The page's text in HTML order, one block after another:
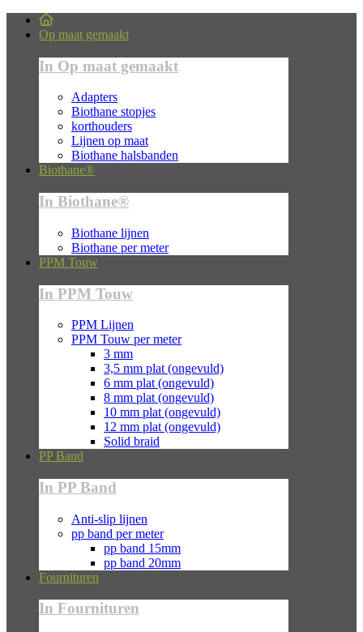
Op maat gemaakt
In Op maat gemaakt
Adapters
Biothane stopjes
korthouders
Lijnen op maat
Biothane halsbanden
Biothane®
In Biothane®
Biothane lijnen
Biothane per meter
PPM Touw
In PPM Touw
PPM Lijnen
PPM Touw per meter
3 mm
3,5 mm plat (ongevuld)
6 mm plat (ongevuld)
8 mm plat (ongevuld)
10 mm plat (ongevuld)
12 mm plat (ongevuld)
Solid braid
PP Band
In PP Band
Anti-slip lijnen
pp band per meter
pp band 15mm
pp band 20mm
Fournituren
In Fournituren